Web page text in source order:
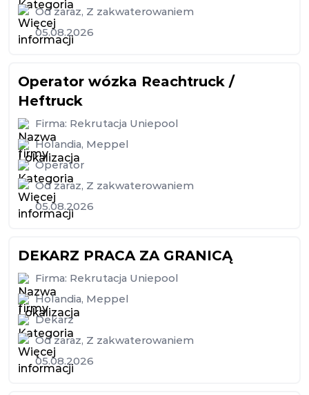
Od zaraz, Z zakwaterowaniem
05.08.2026
Operator wózka Reachtruck /
Heftruck
Firma: Rekrutacja Uniepool
Holandia, Meppel
Operator
Od zaraz, Z zakwaterowaniem
05.08.2026
DEKARZ PRACA ZA GRANICĄ
Firma: Rekrutacja Uniepool
Holandia, Meppel
Dekarz
Od zaraz, Z zakwaterowaniem
05.08.2026